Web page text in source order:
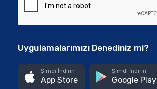
Uygulamalarımızı Denediniz mi?
Şimdi İndirin
App Store
Şimdi İndirin
Google Play